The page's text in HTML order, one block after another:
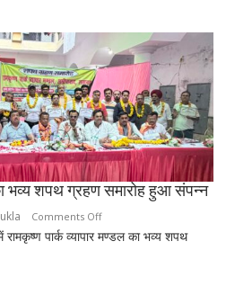
21वीं
सदी
का
नशा’,
रोजगार
को
लेकर
सरकार
भव्य शपथ ग्रहण समारोह हुआ संपन्न
Comments Offon
रामकृष्ण
पार्क व्यापार मण्डल का भव्य शपथ